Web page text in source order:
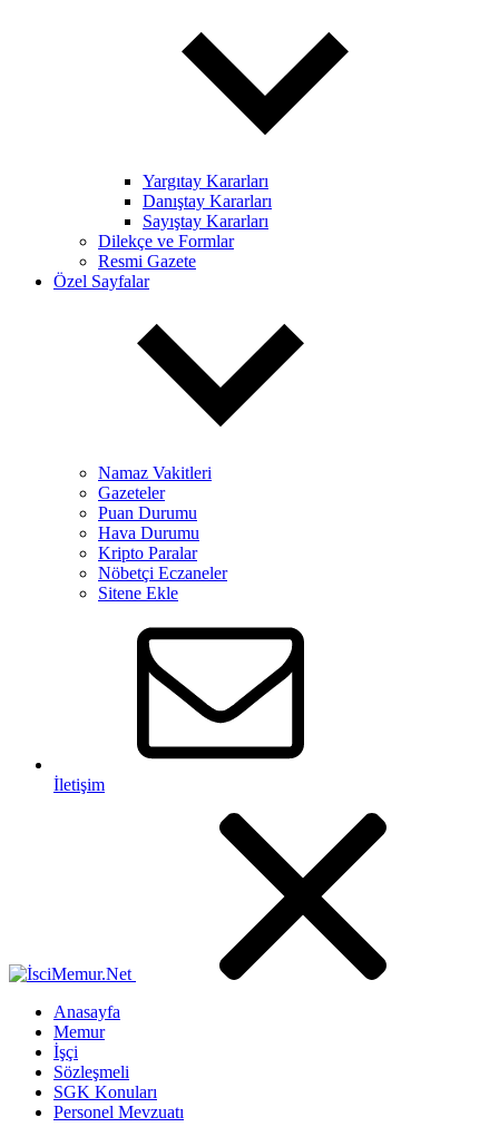
Yargıtay Kararları
Danıştay Kararları
Sayıştay Kararları
Dilekçe ve Formlar
Resmi Gazete
Özel Sayfalar
Namaz Vakitleri
Gazeteler
Puan Durumu
Hava Durumu
Kripto Paralar
Nöbetçi Eczaneler
Sitene Ekle
İletişim
Anasayfa
Memur
İşçi
Sözleşmeli
SGK Konuları
Personel Mevzuatı